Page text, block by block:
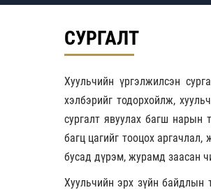
СУРГАЛТ
Хуульчийн үргэлжилсэн
хэлбэрийг тодорхойлж,
сургалт явуулах багш нарын
багц цагийг тооцох
бусад дүрэм, журамд заасан
Хуульчийн эрх зүйн байдлын